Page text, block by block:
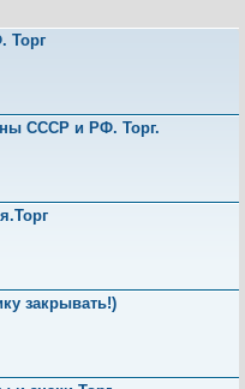
Торг
СССР и РФ. Торг.
закрывать!)